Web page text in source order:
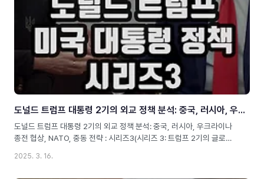
도널드 트럼프 대통령 2기의 외교 정책 분석: 중국, 러시아, 우크라이나 종전 협상, NATO, 중동 전략 : 시리즈3
도널드 트럼프 대통령 2기의 외교 정책 분석: 중국, 러시아, 우크라이나
종전 협상, NATO, 중동 전략 : 시리즈3(시리즈 3: 트럼프 2기의 글로벌
foreign-policyMeta Description: 트럼프 대통령 2기의 외교 정책 분
2025. 3. 16.